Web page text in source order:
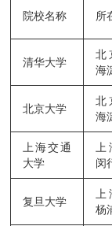
院校名称 所
清华大学
北
海
北京大学
北
海
上海交通
大学
闵
复旦大学
杨